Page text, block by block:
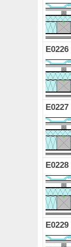
E0226
E0227
E0228
E0229